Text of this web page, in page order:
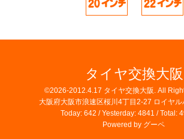
タイヤ交換大阪
©2026-2012.4.17 タイヤ交換大阪 . All
大阪府大阪市浪速区桜川4丁目2-27 ロイヤ
Today: 642 / Yesterday: 4841 / Total:
Powered by グーペ